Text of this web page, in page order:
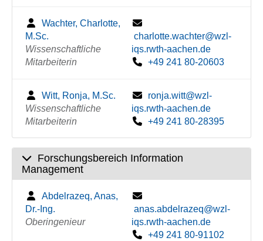
Wachter, Charlotte,
M.Sc.
Wissenschaftliche
Mitarbeiterin
charlotte.wachter@wzl-
iqs.rwth-aachen.de
+49 241 80-20603
Witt, Ronja, M.Sc.
Wissenschaftliche
Mitarbeiterin
ronja.witt@wzl-
iqs.rwth-aachen.de
+49 241 80-28395
Forschungsbereich Information
Management
Abdelrazeq, Anas,
Dr.-Ing.
Oberingenieur
anas.abdelrazeq@wzl-
iqs.rwth-aachen.de
+49 241 80-91102